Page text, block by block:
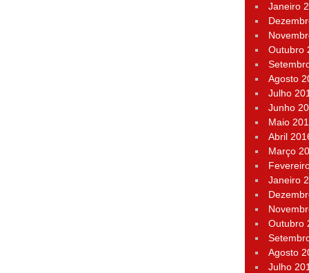
Janeiro
Outubro
Agosto
Julho
Junho
Maio
Abril
Março
Janeiro
Outubro
Agosto
Julho